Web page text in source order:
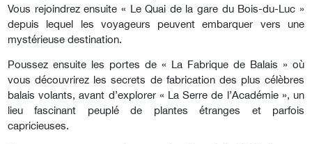
Vous rejoindrez ensuite « Le Quai de la gare du Bois-du-Luc »
depuis lequel les voyageurs peuvent embarquer vers une
mystérieuse destination.
Poussez ensuite les portes de « La Fabrique de Balais » où
vous découvrirez les secrets de fabrication des plus célèbres
balais volants, avant d’explorer « La Serre de l’Académie », un
lieu fascinant peuplé de plantes étranges et parfois
capricieuses.